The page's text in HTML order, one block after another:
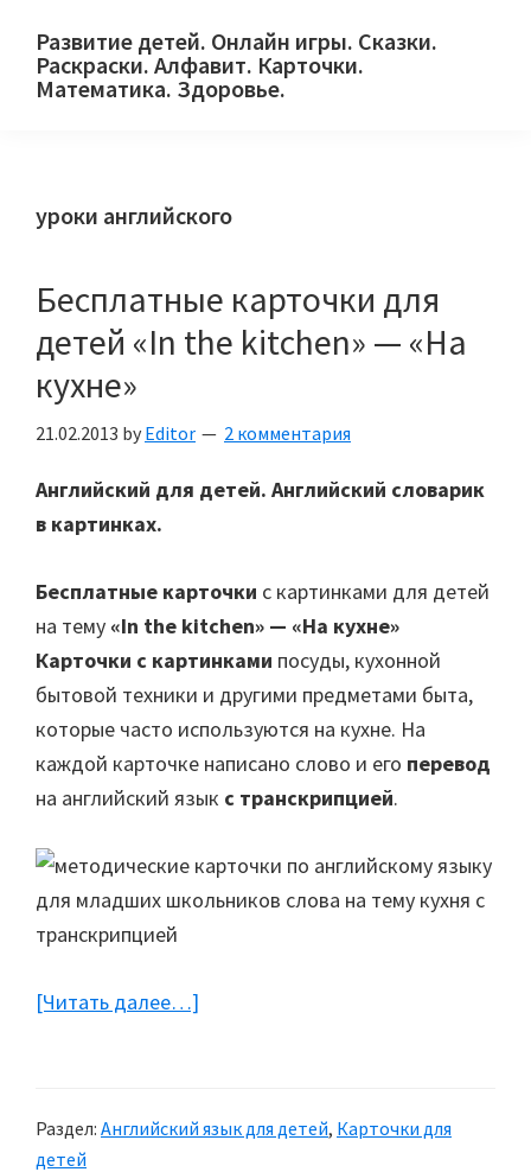
primary
main
primary
Развитие детей. Онлайн игры. Сказки.
Раскраски. Алфавит. Карточки.
Математика. Здоровье.
и
родителей.
уроки английского
Бесплатные карточки для
детей «In the kitchen» — «На
кухне»
21.02.2013 by Editor 2 комментария
Английский для детей. Английский словарик
в картинках.
Бесплатные карточки с картинками для детей
на тему «In the kitchen» — «На кухне»
Карточки с картинками посуды, кухонной
бытовой техники и другими предметами быта,
которые часто используются на кухне. На
каждой карточке написано слово и его перевод
на английский язык с транскрипцией.
[Читать далее…]
детей
Раздел: Английский язык для детей, Карточки для
детей